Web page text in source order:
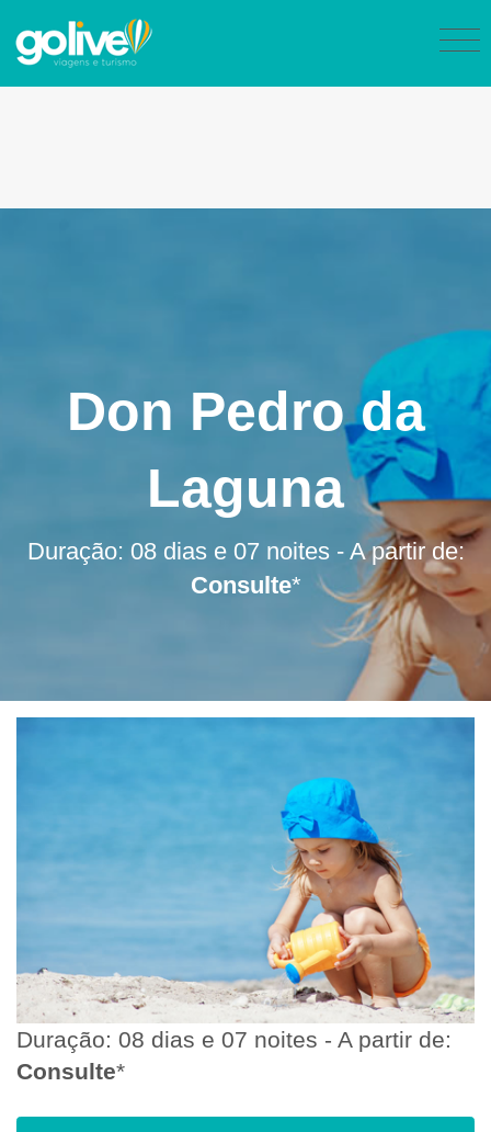
Don Pedro da
Laguna
Duração: 08 dias e 07 noites - A partir de:
Consulte*
Duração: 08 dias e 07 noites - A partir de:
Consulte*